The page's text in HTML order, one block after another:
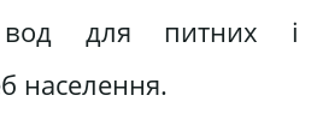
вод для питних і
населення.